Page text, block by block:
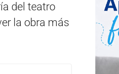
del teatro
la obra más